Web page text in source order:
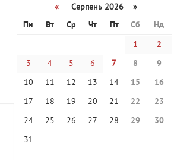
«
Серпень 2026 »
Пн
Вт Ср Чт Пт Сб
Нд
1
2
3
4 5 6 7 8
9
10
11 12 13 14 15
16
17
18 19 20 21 22
23
24
25 26 27 28 29
30
31